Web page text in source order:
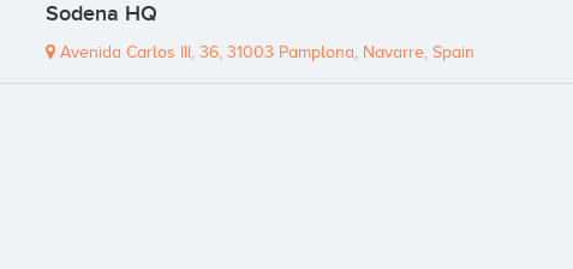
Sodena HQ
Avenida Carlos III, 36, 31003 Pamplona, Navarre, Spain